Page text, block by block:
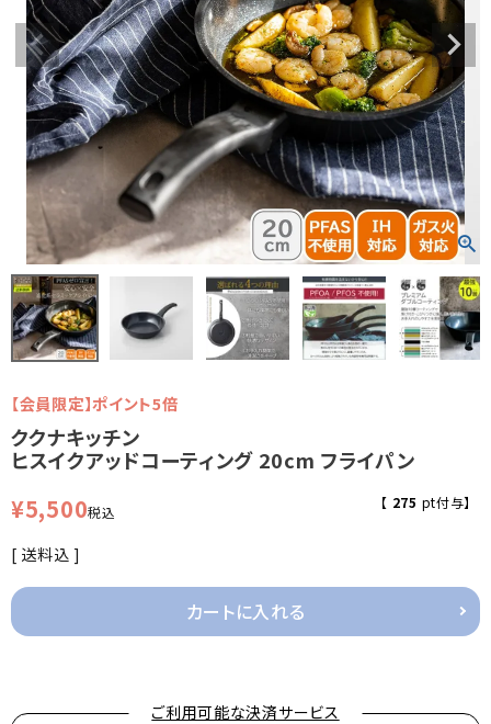
【会員限定】ポイント5倍
ククナキッチン
ヒスイクアッドコーティング 20cm フライパン
¥5,500税込
【 275 pt付与】
送料込
カートに入れる
ご利用可能な決済サービス